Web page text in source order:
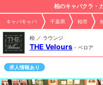
柏のキャバクラ・
キャバキャバ 千葉県 柏市
柏 ／ ラウンジ
THE Velours - ベロア
求人情報あり